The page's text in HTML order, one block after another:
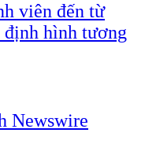
viên đến từ
hình tương
Newswire